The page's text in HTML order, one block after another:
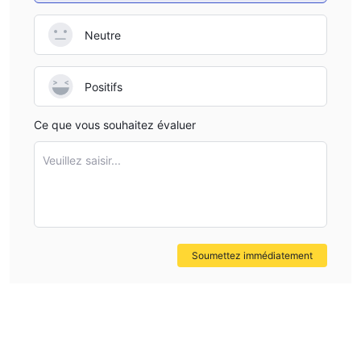
Neutre
Positifs
Ce que vous souhaitez évaluer
Veuillez saisir...
Soumettez immédiatement